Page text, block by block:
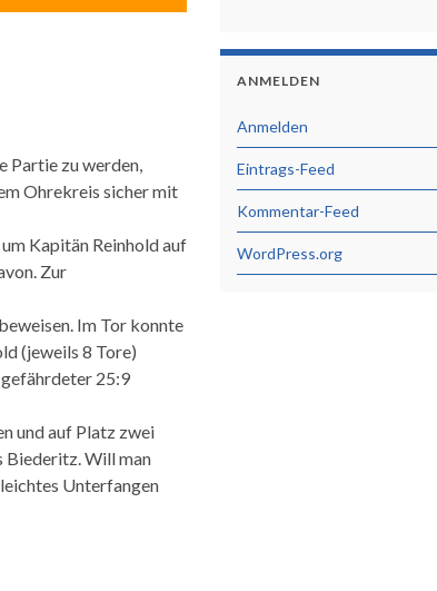
Partie zu werden,
Ohrekreis sicher mit
Kapitän Reinhold auf
Zur
Im Tor konnte
(jeweils 8 Tore)
25:9
und auf Platz zwei
Biederitz. Will man
Unterfangen
ANMELDEN
Anmelden
Eintrags-Feed
Kommentar-Feed
WordPress.org